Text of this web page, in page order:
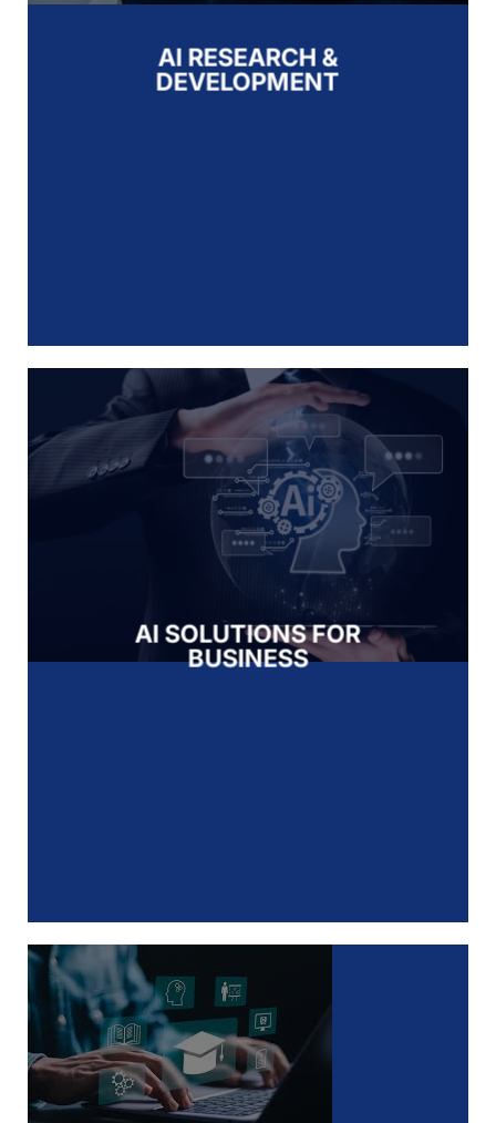
AI RESEARCH &
DEVELOPMENT
AI SOLUTIONS FOR
BUSINESS